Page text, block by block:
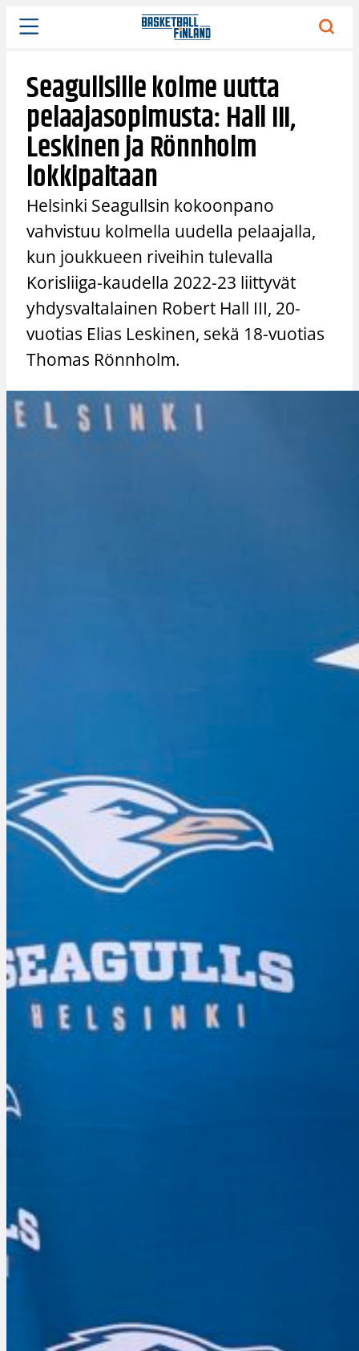
Siirry
sisältöön
Seagullsille kolme uutta
pelaajasopimusta: Hall III,
Leskinen ja Rönnholm
lokkipaitaan
Helsinki Seagullsin kokoonpano
vahvistuu kolmella uudella pelaajalla,
kun joukkueen riveihin tulevalla
Korisliiga-kaudella 2022-23 liittyvät
yhdysvaltalainen Robert Hall III, 20-
vuotias Elias Leskinen, sekä 18-vuotias
Thomas Rönnholm.